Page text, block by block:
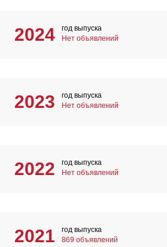
2024
год выпуска
Нет объявлений
2023
год выпуска
Нет объявлений
2022
год выпуска
Нет объявлений
2021
год выпуска
869 объявлений